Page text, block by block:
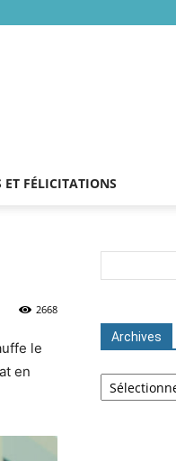
ET FÉLICITATIONS
2668
le
en
Archives
Archives